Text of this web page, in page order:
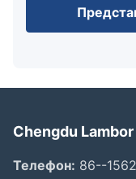
Chengdu
Телефон: 86--